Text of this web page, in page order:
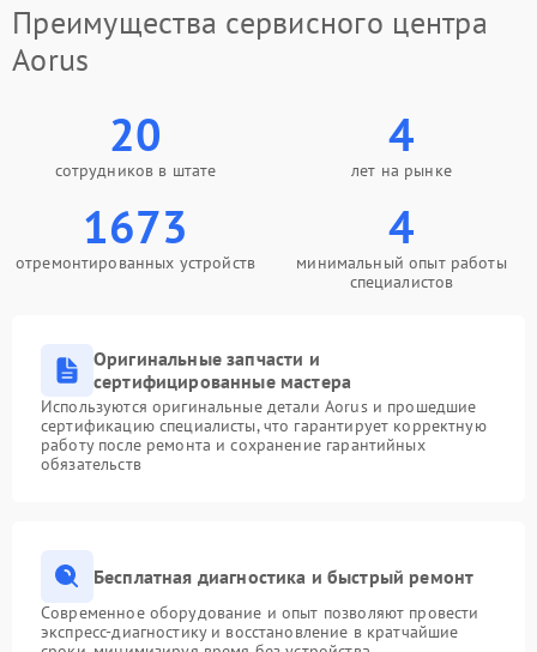
Преимущества сервисного центра
Aorus
20
сотрудников в штате
4
лет на рынке
1673
отремонтированных устройств
4
минимальный опыт работы
специалистов
Оригинальные запчасти и
сертифицированные мастера
Используются оригинальные детали Aorus и прошедшие
сертификацию специалисты, что гарантирует корректную
работу после ремонта и сохранение гарантийных
обязательств
Бесплатная диагностика и быстрый ремонт
Современное оборудование и опыт позволяют провести
экспресс-диагностику и восстановление в кратчайшие